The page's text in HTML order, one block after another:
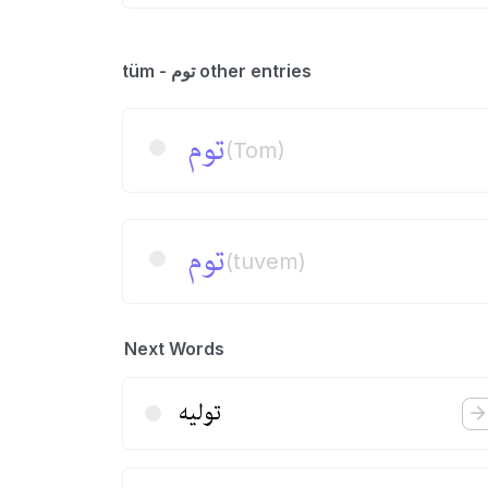
tüm - توم other entries
توم(Tom)
توم(tuvem)
Next Words
تولیه